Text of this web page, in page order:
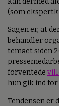
(som
Sagen er, at
behandler
temaet siden
forventede
hun gik ind
Tendensen er